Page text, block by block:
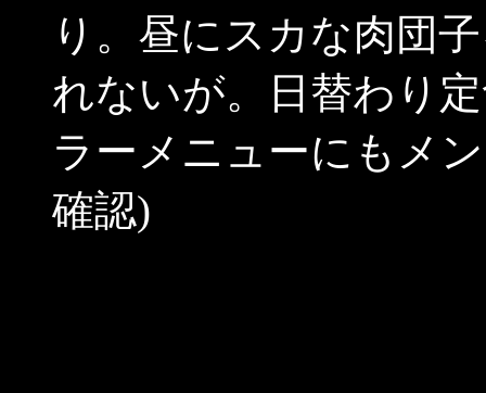
り。昼にスカな肉団
れないが。日替わり
ラーメニューにもメ
確認)